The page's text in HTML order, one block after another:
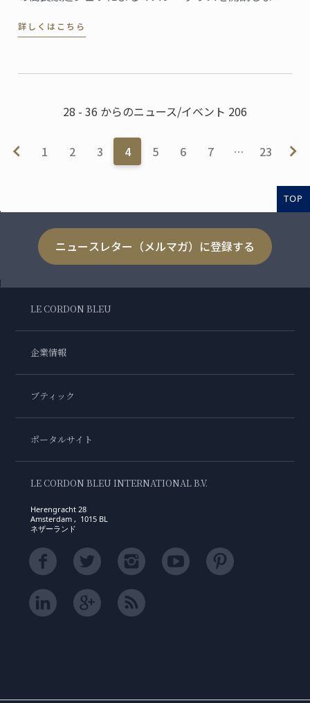
詳しくはこちら
28 - 36 からのニュース/イベント 206
1 2 3 4 5 6 7 … 23
TOP
ニュースレター（メルマガ）に登録する
LE CORDON BLEU
企業情報
ブティック
ポータルサイト
LE CORDON BLEU INTERNATIONAL B.V.
Herengracht 28
Amsterdam , 1015 BL
ネザーランド